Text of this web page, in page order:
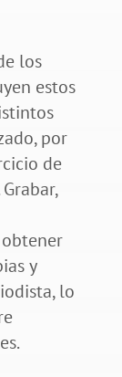
los
estos
por
de
y
lo